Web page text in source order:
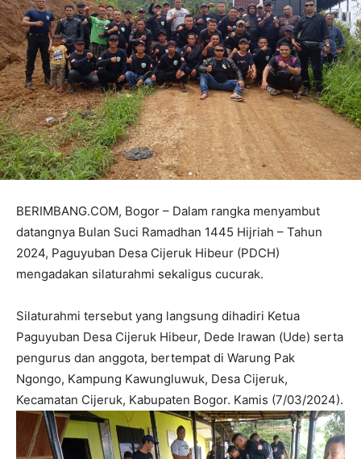
BERIMBANG.COM, Bogor – Dalam rangka menyambut
datangnya Bulan Suci Ramadhan 1445 Hijriah – Tahun
2024, Paguyuban Desa Cijeruk Hibeur (PDCH)
mengadakan silaturahmi sekaligus cucurak.
Silaturahmi tersebut yang langsung dihadiri Ketua
Paguyuban Desa Cijeruk Hibeur, Dede Irawan (Ude) serta
pengurus dan anggota, bertempat di Warung Pak
Ngongo, Kampung Kawungluwuk, Desa Cijeruk,
Kecamatan Cijeruk, Kabupaten Bogor. Kamis (7/03/2024).